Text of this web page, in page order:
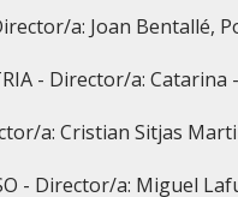
a: Joan Bentallé,
- Director/a: Catarina
a: Cristian Sitjas
- Director/a: Miguel